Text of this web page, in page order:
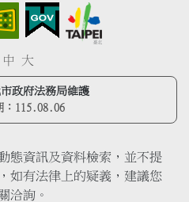
中 大
政府法務局維護
115.08.06
態資訊及資料檢索，並不提
如有法律上的疑義，建議您
洽詢。